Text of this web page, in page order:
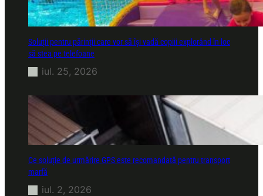
Soluții pentru părinții care vor să își vadă copiii explorând în loc
să stea pe telefoane
iul. 25, 2026
Ce soluție de urmărire GPS este recomandată pentru transport
marfă
iul. 2, 2026